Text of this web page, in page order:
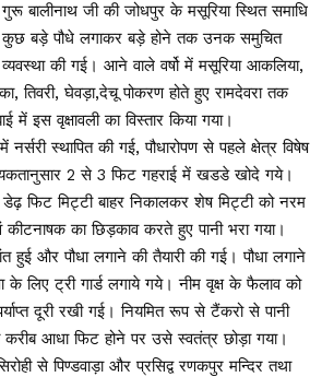
बालीनाथ जी की जोधपुर के मसूरिया स्थित समाधि
बड़े पौधे लगाकर बड़े होने तक उनक समुचित
की गई। आने वाले वर्षो में मसूरिया आकलिया,
तिवरी, घेवड़ा,देचू पोकरण होते हुए रामदेवरा तक
इस वृक्षावली का विस्तार किया गया।
नर्सरी स्थापित की गई, पौधारोपण से पहले क्षेत्र विषेष
2 से 3 फिट गहराई में खडडे खोदे गये।
फिट मिट्टी बाहर निकालकर शेष मिट्टी को नरम
का छिड़काव करते हुए पानी भरा गया।
हुई और पौधा लगाने की तैयारी की गई। पौधा लगाने
के लिए ट्री गार्ड लगाये गये। नीम वृक्ष के फैलाव को
दूरी रखी गई। नियमित रूप से टैंकरो से पानी
आधा फिट होने पर उसे स्वतंत्र छोड़ा गया।
से पिण्डवाड़ा और प्रसिद्व रणकपुर मन्दिर तथा